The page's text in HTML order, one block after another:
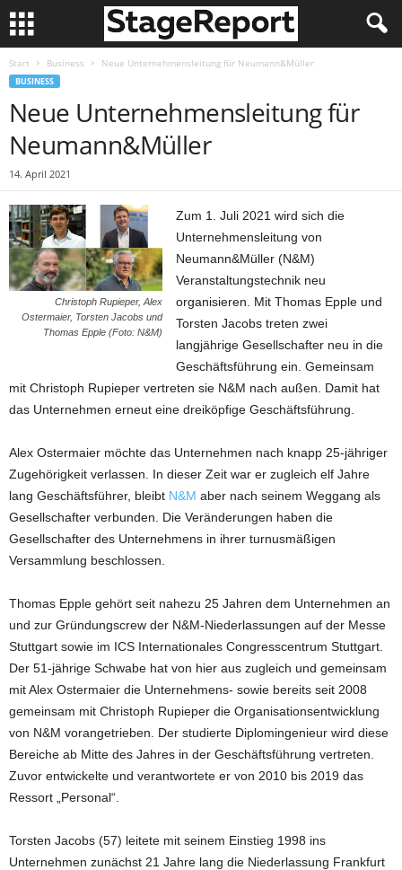
Start Business Neue Unternehmensleitung für Neumann&Müller
BUSINESS
Neue Unternehmensleitung für
Neumann&Müller
14. April 2021
Christoph Rupieper, Alex
Ostermaier, Torsten Jacobs und
Thomas Epple (Foto: N&M)
Zum 1. Juli 2021 wird sich die
Unternehmensleitung von
Neumann&Müller (N&M)
Veranstaltungstechnik neu
organisieren. Mit Thomas Epple und
Torsten Jacobs treten zwei
langjährige Gesellschafter neu in die
Geschäftsführung ein. Gemeinsam
mit Christoph Rupieper vertreten sie N&M nach außen. Damit hat
das Unternehmen erneut eine dreiköpfige Geschäftsführung.
Alex Ostermaier möchte das Unternehmen nach knapp 25-jähriger
Zugehörigkeit verlassen. In dieser Zeit war er zugleich elf Jahre
lang Geschäftsführer, bleibt N&M aber nach seinem Weggang als
Gesellschafter verbunden. Die Veränderungen haben die
Gesellschafter des Unternehmens in ihrer turnusmäßigen
Versammlung beschlossen.
Thomas Epple gehört seit nahezu 25 Jahren dem Unternehmen an
und zur Gründungscrew der N&M-Niederlassungen auf der Messe
Stuttgart sowie im ICS Internationales Congresscentrum Stuttgart.
Der 51-jährige Schwabe hat von hier aus zugleich und gemeinsam
mit Alex Ostermaier die Unternehmens- sowie bereits seit 2008
gemeinsam mit Christoph Rupieper die Organisationsentwicklung
von N&M vorangetrieben. Der studierte Diplomingenieur wird diese
Bereiche ab Mitte des Jahres in der Geschäftsführung vertreten.
Zuvor entwickelte und verantwortete er von 2010 bis 2019 das
Ressort „Personal“.
Torsten Jacobs (57) leitete mit seinem Einstieg 1998 ins
Unternehmen zunächst 21 Jahre lang die Niederlassung Frankfurt